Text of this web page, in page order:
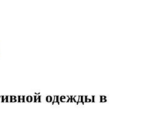
одежды в